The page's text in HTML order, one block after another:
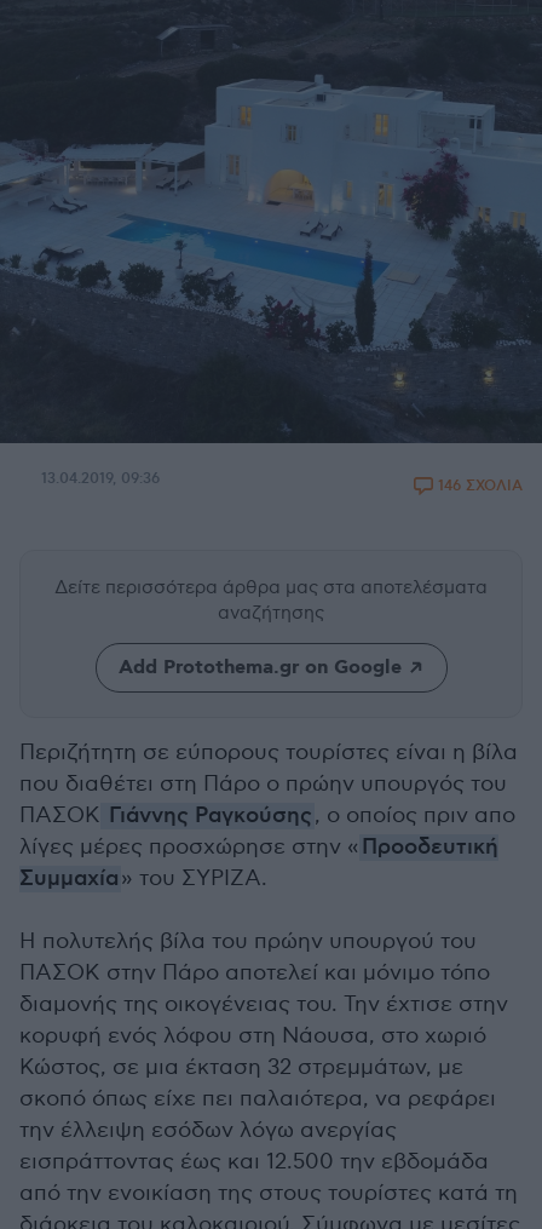
13.04.2019, 09:36 146 ΣΧΟΛΙΑ
Δείτε περισσότερα άρθρα μας στα αποτελέσματα
αναζήτησης
Add Protothema.gr on Google
Περιζήτητη σε εύπορους τουρίστες είναι η βίλα
που διαθέτει στη Πάρο ο πρώην υπουργός του
ΠΑΣΟΚ Γιάννης Ραγκούσης, ο οποίος πριν απο
λίγες μέρες προσχώρησε στην « Προοδευτική
Συμμαχία» του ΣΥΡΙΖΑ.
Η πολυτελής βίλα του πρώην υπουργού του
ΠΑΣΟΚ στην Πάρο αποτελεί και μόνιμο τόπο
διαμονής της οικογένειας του. Την έχτισε στην
κορυφή ενός λόφου στη Νάουσα, στο χωριό
Κώστος, σε μια έκταση 32 στρεμμάτων, με
σκοπό όπως είχε πει παλαιότερα, να ρεφάρει
την έλλειψη εσόδων λόγω ανεργίας
εισπράττοντας έως και 12.500 την εβδομάδα
από την ενοικίαση της στους τουρίστες κατά τη